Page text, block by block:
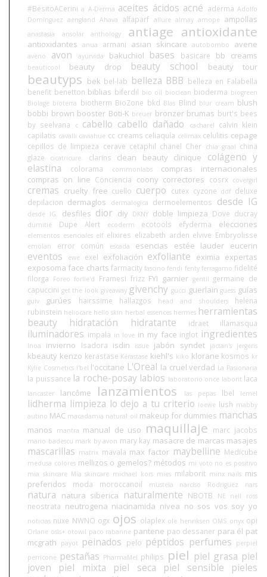
#BesitoACerini a A-Derma aceites ácidos acné aderma Adolfo
Domínguez aengland Ahava alfaparf allure almay amope ampollas
anastasia ansolar anthology antiage antioxidante
antioxidantes anua armani asian skincare autobombo avene
aveno avon ayurvida bakuchiol bases basicare bb creams
beauticool beauty drop beauty school beauty tour
beautyps bek bel-lab belleza BBB belleza en Falabella
benefit benetton biblias biferdil bio oil bioclean bioderma biogreen
Biolage bioterra biotherm BioZone bkd Blas Blind blur cream blush
bobbi brown booster Boti-K breuer bronzer brumas burt's bees
by seelvana
c cabello cabello dañado cacharel
calvin klein
capilatis cavalli caviahue cc creams celiaquía celimax celulitis cepage
cepillos de limpieza cerave cetaphil chanel Cher chia graal china
glaze
cicatricure. clarins clean beauty clinique
colágeno y
elastina
colorama commonlabs
compras internacionales
compras on line Conciencia coony correctores cosrx covergirl
cremas cruelty free cuello cuerpo cutex cyzone ddf deluxe
depilacion dermaglos dermalogica dermoelementos desde IG
desde IG. desfiles dior diy DKNY doble limpieza Dove ducray
dumitié Dupe Alert ecoderm ecotools efyderma elecciones
elementos esenciales elf elixires elizabeth arden elvive Embryolisse
emolan error común escada esencias estée lauder eucerin
eventos ewe exel exfoliación exfoliante eximia expertas
exposoma face charts farmacity fascino fendi fenty ferragamo fidelité
filorga
Foreo forlle'd Framesi frizz FYI garnier gentil germaine de
capuccini get the look giveaway givenchy gucci guerlain guess guías
guiv gurúes hairssime hallazgos head and shoulders
helena
rubinstein heliocare hello skin herbal essences hermes herramientas
beauty
hidratación hidratante idraet illamasqua
iluminadores impala in love in my face inglot ingredientes
Inoa invierno Isadora isdin issue jabón syndet jactan's jergens
kbeauty kenzo kerastase Kérastase kiehl's kiko klorane kosmos kr
Kylie Cosmetics l'bel l'occitane L'Oreal la cruel verdad La Pasionaria
la puissance la roche-posay labios laboratorio once laborit laca
lancaster lancôme lanzamientos las pepas lbel lemel
lidherma limpieza lo dejo a tu criterio loewe lush mabby
autino MAC macadamia natural oil makeup for dummies manchas
manos mantra manual de uso maquillaje marc jacobs
mario badescu mark by avon mary kay masacre de marcas masajes
mascarillas matrix mavala max factor maybelline Medicube
medusa colores mellizos o gemelos? métodos mi voto no es positivo
mia skincare Mía skincare michael kors mies milaborit minx nails mis
preferidos
moda moroccanoil mustela narciso Rodriguez nars
natura natura siberica naturalmente NBOTB NE nell ross
neostrata neutrogena niacinamida nivea no sos vos soy yo
noticias nuxe NWNO ogx ojos olaplex ole henriksen OMS onyx opi
Orlane osis+ otowil paco rabanne pantene pao dessaner para él pat
mcgrath
payot peinados pelo péptidos perfumes
perpiel
perricone pestañas PharmaMel philips piel piel grasa piel
joven
piel mixta piel seca piel sensible
pieles